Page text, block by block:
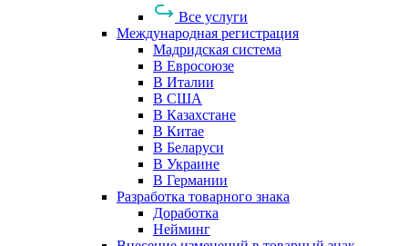
Все услуги
Международная регистрация
Мадридская система
В Евросоюзе
В Италии
В США
В Казахстане
В Китае
В Беларуси
В Украине
В Германии
Разработка товарного знака
Доработка
Нейминг